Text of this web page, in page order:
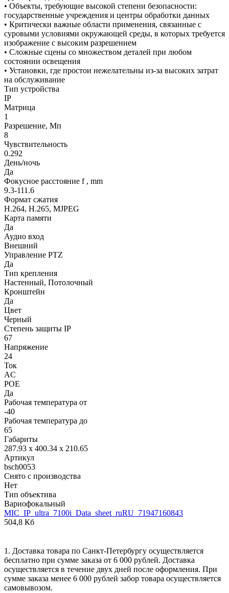
• Объекты, требующие высокой степени безопасности:
государственные учреждения и центры обработки данных
• Критически важные области применения, связанные с
суровыми условиями окружающей среды, в которых требуется
изображение с высоким разрешением
• Сложные сцены со множеством деталей при любом
состоянии освещения
• Установки, где простои нежелательны из-за высоких затрат
на обслуживание
Тип устройства
IP
Матрица
1
Разрешение, Мп
8
Чувствительность
0.292
День/ночь
Да
Фокусное расстояние f , mm
9.3-111.6
Формат сжатия
H.264, H.265, MJPEG
Карта памяти
Да
Аудио вход
Внешний
Управление PTZ
Да
Тип крепления
Настенный, Потолочный
Кронштейн
Да
Цвет
Черный
Степень защиты IP
67
Напряжение
24
Ток
AC
POE
Да
Рабочая температура от
-40
Рабочая температура до
65
Габариты
287.93 x 400.34 x 210.65
Артикул
bsch0053
Снято с производства
Нет
Тип объектива
Вариофокальный
MIC_IP_ultra_7100i_Data_sheet_ruRU_71947160843
504,8 Кб
1. Доставка товара по Санкт-Петербургу осуществляется
бесплатно при сумме заказа от 6 000 рублей. Доставка
осуществляется в течение двух дней после оформления. При
сумме заказа менее 6 000 рублей забор товара осуществляется
самовывозом.